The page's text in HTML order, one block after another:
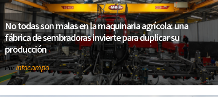
No todas son malas en la maquinaria agrícola: una
fábrica de sembradoras invierte para duplicar su
producción
Por infocampo